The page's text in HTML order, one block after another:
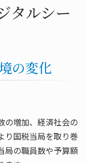
タルシー
の変化
の増加、経済社会の
り国税当局を取り巻
局の職員数や予算額